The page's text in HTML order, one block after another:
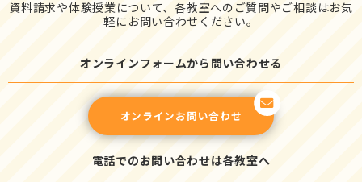
資料請求や体験授業について、各教室へのご質問やご相談はお気
軽にお問い合わせください。
オンラインフォームから問い合わせる
オンラインお問い合わせ
電話でのお問い合わせは各教室へ